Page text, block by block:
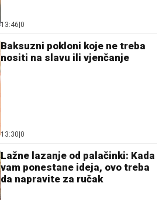
13:46 0
Baksuzni pokloni koje ne treba
nositi na slavu ili vjenčanje
13:30 0
Lažne lazanje od palačinki: Kada
vam ponestane ideja, ovo treba
da napravite za ručak